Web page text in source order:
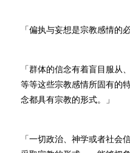
「偏执与妄想是宗教感情的
「群体的信念有着盲目服从
等等这些宗教感情所固有的
念都具有宗教的形式。」
「一切政治、神学或者社会